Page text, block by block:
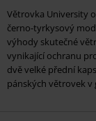
Větrovka University
černo-tyrkysový
výhody skutečné
vynikající ochranu
dvě velké přední
pánských větrovek